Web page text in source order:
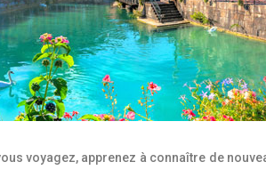
voyagez, apprenez à connaître de